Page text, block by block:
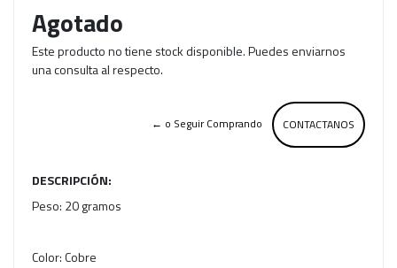
Agotado
Este producto no tiene stock disponible. Puedes enviarnos
una consulta al respecto.
CONTACTANOS
← o Seguir Comprando
DESCRIPCIÓN:
Peso: 20 gramos
Color: Cobre